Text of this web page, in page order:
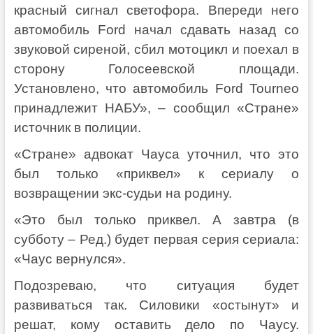
красный сигнал светофора. Впереди него
автомобиль Ford начал сдавать назад со
звуковой сиреной, сбил мотоцикл и поехал в
сторону Голосеевской площади.
Установлено, что автомобиль Ford Tourneo
принадлежит НАБУ», – сообщил «Стране»
источник в полиции.
«Стране» адвокат Чауса уточнил, что это
был только «приквел» к сериалу о
возвращении экс-судьи на родину.
«Это был только приквел. А завтра (в
субботу – Ред.) будет первая серия сериала:
«Чаус вернулся».
Подозреваю, что ситуация будет
развиваться так. Силовики «остынут» и
решат, кому оставить дело по Чаусу.